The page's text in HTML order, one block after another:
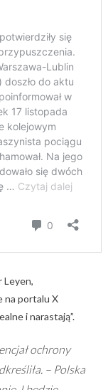
Leyen,
na portalu X
i narastają”.
ochrony
– Polska